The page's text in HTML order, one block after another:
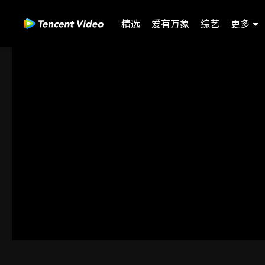
精选 爱有万象 综艺 更多